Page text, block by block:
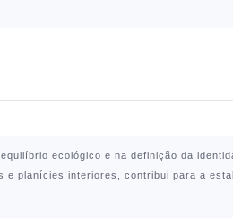
ecológico e na definição da
planícies interiores, contribui para a